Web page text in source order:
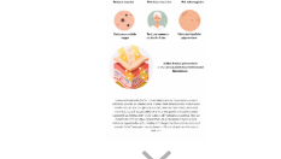
Produse pentru curatare
Creme Emoliente
Creme cu Uree
Produse pentru pete pigmentare